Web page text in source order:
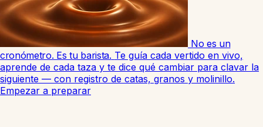
No es un
cronómetro. Es tu barista. Te guía cada vertido en vivo,
aprende de cada taza y te dice qué cambiar para clavar la
siguiente — con registro de catas, granos y molinillo.
Empezar a preparar